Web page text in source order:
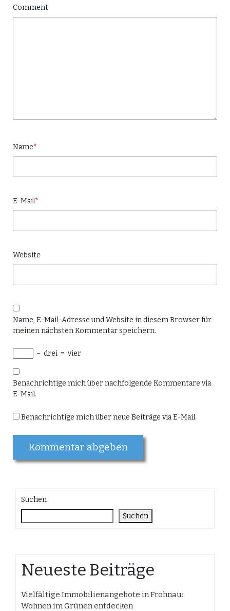
Comment
Name*
E-Mail*
Website
Name, E-Mail-Adresse und Website in diesem Browser für
meinen nächsten Kommentar speichern.
− drei = vier
Benachrichtige mich über nachfolgende Kommentare via
E-Mail.
Benachrichtige mich über neue Beiträge via E-Mail.
Suchen
Suchen
Neueste Beiträge
Vielfältige Immobilienangebote in Frohnau:
Wohnen im Grünen entdecken